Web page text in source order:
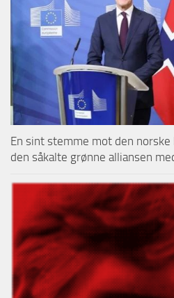
En sint stemme mot den
den såkalte grønne alliansen